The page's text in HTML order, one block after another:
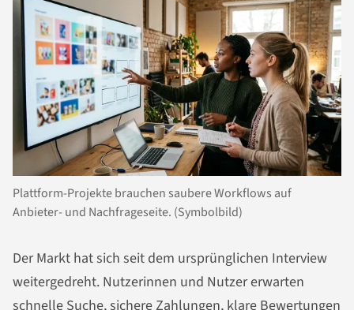
Plattform-Projekte brauchen saubere Workflows auf
Anbieter- und Nachfrageseite. (Symbolbild)
Der Markt hat sich seit dem ursprünglichen Interview
weitergedreht. Nutzerinnen und Nutzer erwarten
schnelle Suche, sichere Zahlungen, klare Bewertungen